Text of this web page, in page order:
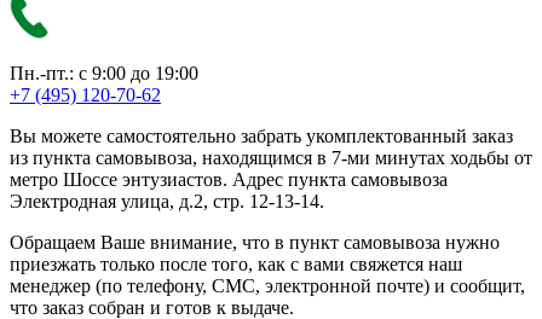
Пн.-пт.: с 9:00 до 19:00
+7 (495) 120-70-62
Вы можете самостоятельно забрать укомплектованный заказ
из пункта самовывоза, находящимся в 7-ми минутах ходьбы от
метро Шоссе энтузиастов. Адрес пункта самовывоза
Электродная улица, д.2, стр. 12-13-14.
Обращаем Ваше внимание, что в пункт самовывоза нужно
приезжать только после того, как с вами свяжется наш
менеджер (по телефону, СМС, электронной почте) и сообщит,
что заказ собран и готов к выдаче.